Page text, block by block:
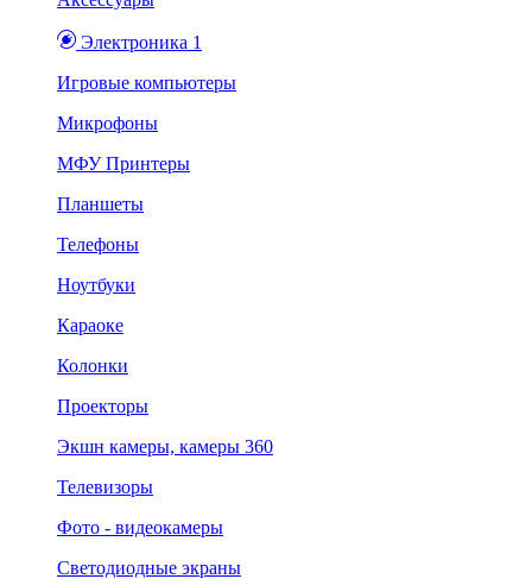
Электроника 1
Игровые компьютеры
Микрофоны
МФУ Принтеры
Планшеты
Телефоны
Ноутбуки
Караоке
Колонки
Проекторы
Экшн камеры, камеры 360
Телевизоры
Фото - видеокамеры
Светодиодные экраны